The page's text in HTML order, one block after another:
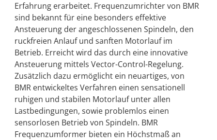
Erfahrung erarbeitet. Frequenzumrichter von BMR
sind bekannt für eine besonders effektive
Ansteuerung der angeschlossenen Spindeln, den
ruckfreien Anlauf und sanften Motorlauf im
Betrieb. Erreicht wird das durch eine innovative
Ansteuerung mittels Vector-Control-Regelung.
Zusätzlich dazu ermöglicht ein neuartiges, von
BMR entwickeltes Verfahren einen sensationell
ruhigen und stabilen Motorlauf unter allen
Lastbedingungen, sowie problemlos einen
sensorlosen Betrieb von Spindeln. BMR
Frequenzumformer bieten ein Höchstmaß an